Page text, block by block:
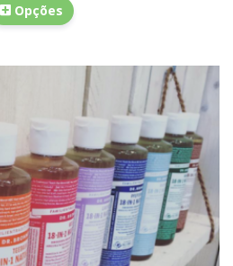
Opções